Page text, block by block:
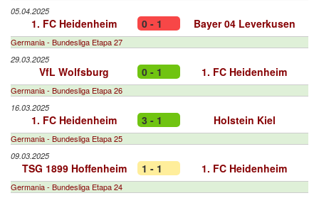
05.04.2025
1. FC Heidenheim 0 - 1 Bayer 04 Leverkusen
Germania - Bundesliga Etapa 27
29.03.2025
VfL Wolfsburg 0 - 1 1. FC Heidenheim
Germania - Bundesliga Etapa 26
16.03.2025
1. FC Heidenheim 3 - 1 Holstein Kiel
Germania - Bundesliga Etapa 25
09.03.2025
TSG 1899 Hoffenheim 1 - 1 1. FC Heidenheim
Germania - Bundesliga Etapa 24